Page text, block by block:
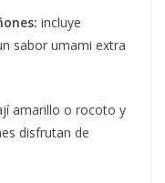
incluye
sabor umami extra
amarillo o rocoto y
disfrutan de